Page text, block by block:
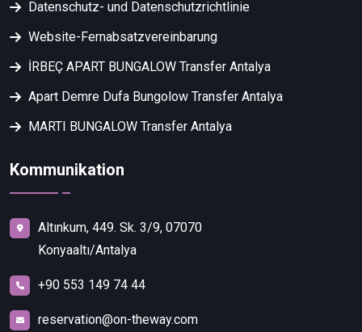
Datenschutz- und Datenschutzrichtlinie
Website-Fernabsatzvereinbarung
İRBEÇ APART BUNGALOW Transfer Antalya
Apart Demre Dufa Bungolow Transfer Antalya
MARTI BUNGALOW Transfer Antalya
Kommunikation
Altınkum, 449. Sk. 3/9, 07070
Konyaaltı/Antalya
+90 553 149 74 44
reservation@on-theway.com